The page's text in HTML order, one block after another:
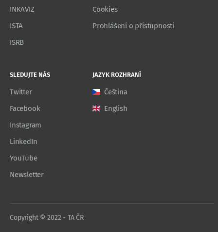
INKAVIZ
ISTA
ISRB
Cookies
Prohlášení o přístupnosti
SLEDUJTE NÁS
Twitter
Facebook
Instagram
LinkedIn
YouTube
Newsletter
JAZYK ROZHRANÍ
Čeština
English
Copyright © 2022 - TA ČR